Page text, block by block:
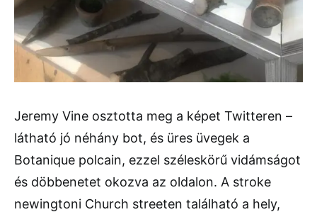
Jeremy Vine osztotta meg a képet Twitteren –
látható jó néhány bot, és üres üvegek a
Botanique polcain, ezzel széleskörű vidámságot
és döbbenetet okozva az oldalon. A stroke
newingtoni Church streeten található a hely,